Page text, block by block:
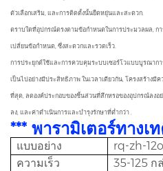
ตัวเลือกเสริม, และการติดตั้งนั้นยืดหยุ่นและสะดวก.
ตราบใดที่อุปกรณ์ตรงตามข้อกำหนดในการประมวลผล, ก
เปลี่ยนข้อกำหนด, ซึ่งสะดวกและรวดเร็ว.
การประยุกต์ใช้และการควบคุมระบบเซอร์โวแบบบูรณาก
เป็นไปอย่างมีประสิทธิภาพ ในเวลาเดียวกัน, โครงสร้างมี
ที่สุด, ลดองค์ประกอบของชิ้นส่วนที่สึกหรอของอุปกรณ์ลงอ
ลง, และค่าดำเนินการและบำรุงรักษาที่ต่ำกว่า .
*** พารามิเตอร์ทางเ
แบบอย่าง
rq-zh-12ol
ความเร็ว
35-125 ก